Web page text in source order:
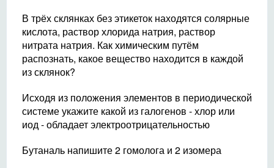
В трёх склянках без этикеток находятся солярные
кислота, раствор хлорида натрия, раствор
нитрата натрия. Как химическим путём
распознать, какое вещество находится в каждой
из склянок?
Исходя из положения элементов в периодической
системе укажите какой из галогенов - хлор или
иод - обладает электроотрицательностью
Бутаналь напишите 2 гомолога и 2 изомера